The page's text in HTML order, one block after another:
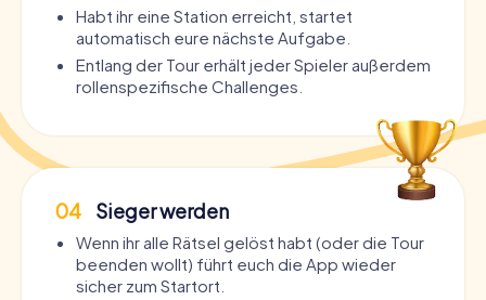
Habt ihr eine Station erreicht, startet
automatisch eure nächste Aufgabe.
Entlang der Tour erhält jeder Spieler außerdem
rollenspezifische Challenges.
04 Sieger werden
Wenn ihr alle Rätsel gelöst habt (oder die Tour
beenden wollt) führt euch die App wieder
sicher zum Startort.